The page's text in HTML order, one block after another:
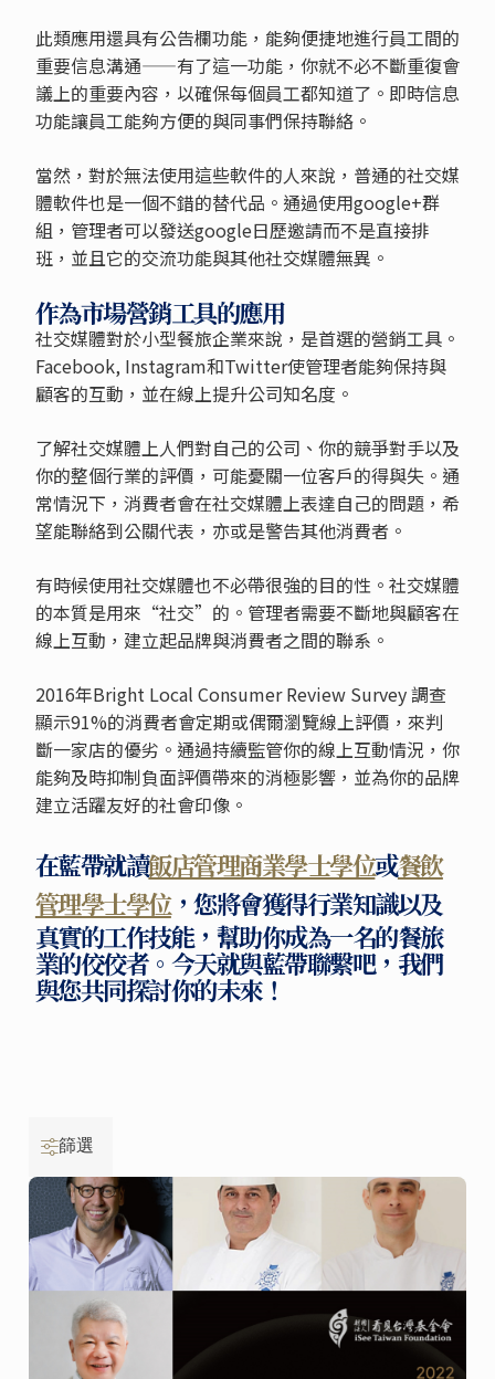
此類應用還具有公告欄功能，能夠便捷地進行員工間的
重要信息溝通——有了這一功能，你就不必不斷重復會
議上的重要內容，以確保每個員工都知道了。即時信息
功能讓員工能夠方便的與同事們保持聯絡。
當然，對於無法使用這些軟件的人來說，普通的社交媒
體軟件也是一個不錯的替代品。通過使用google+群
組，管理者可以發送google日歷邀請而不是直接排
班，並且它的交流功能與其他社交媒體無異。
作為市場營銷工具的應用
社交媒體對於小型餐旅企業來說，是首選的營銷工具。
Facebook, Instagram和Twitter使管理者能夠保持與
顧客的互動，並在線上提升公司知名度。
了解社交媒體上人們對自己的公司、你的競爭對手以及
你的整個行業的評價，可能憂關一位客戶的得與失。通
常情況下，消費者會在社交媒體上表達自己的問題，希
望能聯絡到公關代表，亦或是警告其他消費者。
有時候使用社交媒體也不必帶很強的目的性。社交媒體
的本質是用來“社交”的。管理者需要不斷地與顧客在
線上互動，建立起品牌與消費者之間的聯系。
2016年Bright Local Consumer Review Survey 調查
顯示91%的消費者會定期或偶爾瀏覽線上評價，來判
斷一家店的優劣。通過持續監管你的線上互動情況，你
能夠及時抑制負面評價帶來的消極影響，並為你的品牌
建立活躍友好的社會印像。
在藍帶就讀飯店管理商業學士學位或餐飲
管理學士學位，您將會獲得行業知識以及
真實的工作技能，幫助你成為一名的餐旅
業的佼佼者。今天就與藍帶聯繫吧，我們
與您共同探討你的未來！
篩選